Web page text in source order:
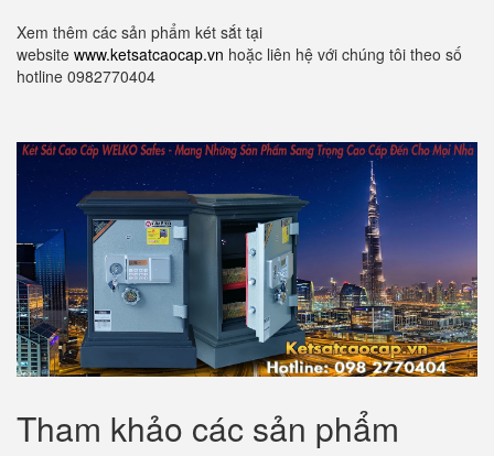
Xem thêm các sản phẩm két sắt tại
website www.ketsatcaocap.vn hoặc liên hệ với chúng tôi theo số
hotline 0982770404
Tham khảo các sản phẩm